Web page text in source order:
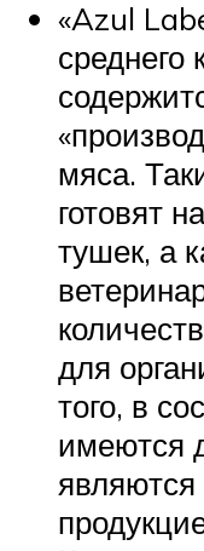
«Azul
среднего
мяса.
готовят
тушек, а
для
того, в
имеются
являются